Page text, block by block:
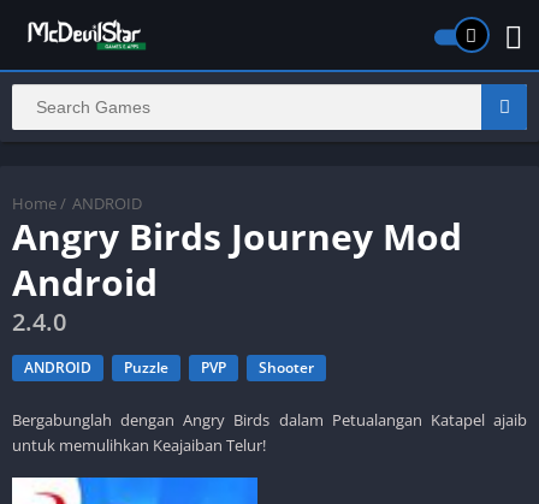
Home / ANDROID
Angry Birds Journey Mod
Android
2.4.0
ANDROID Puzzle PVP Shooter
Bergabunglah dengan Angry Birds dalam Petualangan Katapel ajaib
untuk memulihkan Keajaiban Telur!